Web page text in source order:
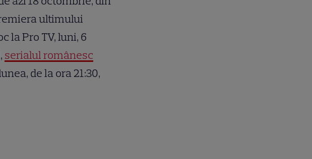
ultimului
la Pro TV, luni, 6
serialul românesc
de la ora 21:30,